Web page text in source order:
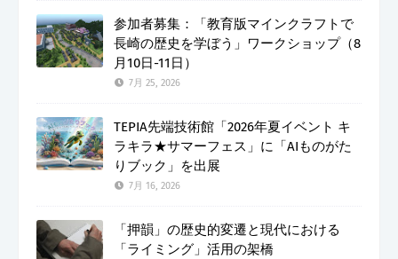
参加者募集：「教育版マインクラフトで
長崎の歴史を学ぼう」ワークショップ（8
月10日-11日）
7月 25, 2026
TEPIA先端技術館「2026年夏イベント キ
ラキラ★サマーフェス」に「AIものがた
りブック」を出展
7月 16, 2026
「押韻」の歴史的変遷と現代における
「ライミング」活用の架橋